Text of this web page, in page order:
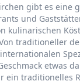
gibt es eine
und
kulinarischen
traditioneller
etwas
ein traditionelles